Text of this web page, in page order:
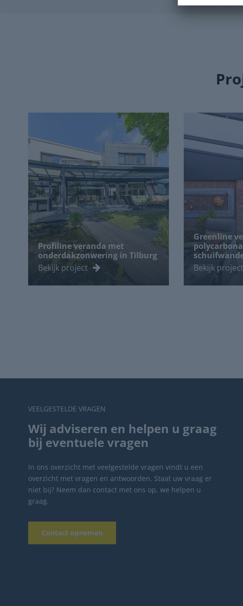
Profiline veranda met
onderdakzonwering in Tilburg
Bekijk project
Greenline
Bekijk project
VEELGESTELDE VRAGEN
Wij adviseren en helpen u graag
bij eventuele vragen
In ons overzicht met veelgestelde vragen vindt u een
overzicht met vragen en antwoorden. Staat uw vraag er
niet bij? Neem dan contact met ons op, we helpen u
graag.
Contact opnemen